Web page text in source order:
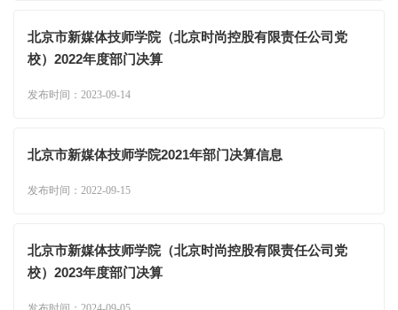
北京市新媒体技师学院（北京时尚控股有限责任公司党
校）2022年度部门决算
发布时间：2023-09-14
北京市新媒体技师学院2021年部门决算信息
发布时间：2022-09-15
北京市新媒体技师学院（北京时尚控股有限责任公司党
校）2023年度部门决算